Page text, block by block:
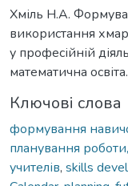
Хміль Н.А.
використання
у професійній
математична
Ключові слова
формування
планування
учителів, skills